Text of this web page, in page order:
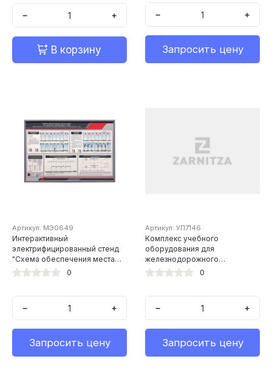
− +
В корзину
− +
Запросить цену
Артикул: МЭ0649
Интерактивный
электрифицированный стенд
"Схема обеспечения места
работ на участках
переменного тока)"
0
− +
Запросить цену
Артикул: УП7146
Комплекс учебного
оборудования для
железнодорожного
транспорта МП0
− +
Запросить цену